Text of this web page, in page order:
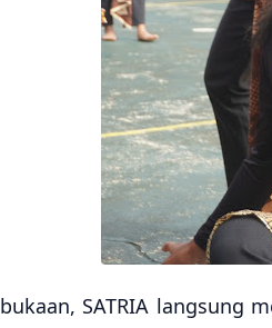
SATRIA langsung